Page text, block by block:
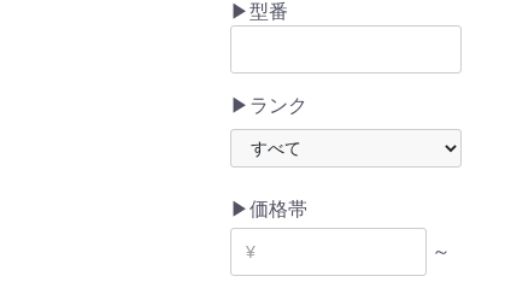
▶型番
▶ランク
▶価格帯
～